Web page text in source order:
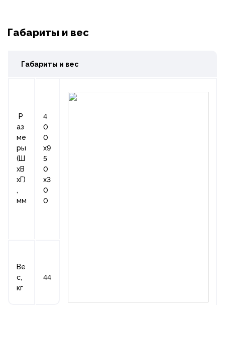
Габариты и вес
Габариты и вес
Р
аз
ме
ры
(Ш
хВ
хГ)
,
мм
4
0
0
х9
5
0
х3
0
0
Ве
с,
кг
44